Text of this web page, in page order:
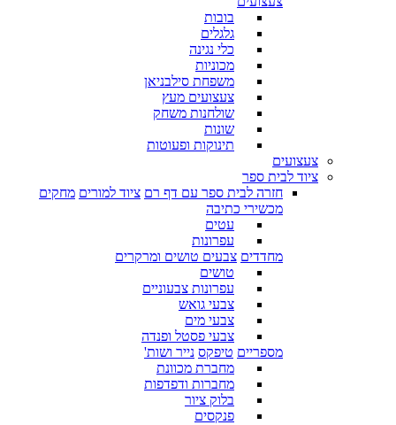
בובות
גלגלים
כלי נגינה
מכוניות
משפחת סילבניאן
צעצועים מעץ
שולחנות משחק
שונות
תינוקות ופעוטות
צעצועים
ציוד לבית ספר
חזרה לבית ספר עם דף רם ציוד למורים מחקים
מכשירי כתיבה
עטים
עפרונות
מחדדים צבעים טושים ומרקרים
טושים
עפרונות צבעוניים
צבעי גואש
צבעי מים
צבעי פסטל ופנדה
מספריים טיפקס נייר ושות'
מחברת מכוונת
מחברות ודפדפות
בלוק ציור
פנקסים